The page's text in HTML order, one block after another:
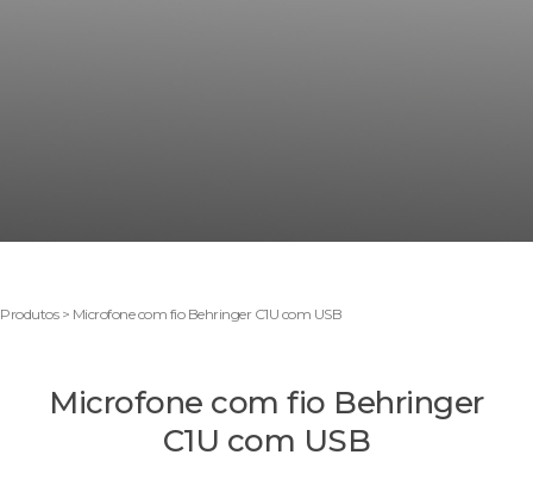
Produtos > Microfone com fio Behringer C1U com USB
Microfone com fio Behringer
C1U com USB